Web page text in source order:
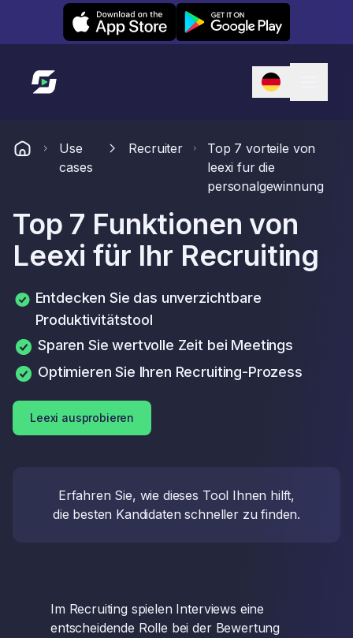
Leexi on iOS Leexi on Android
Link zur Startseite
Use
cases
Recruiter
Top 7 vorteile von
leexi fur die
personalgewinnung
Top 7 Funktionen von
Leexi für Ihr Recruiting
Entdecken Sie das unverzichtbare
Produktivitätstool
Sparen Sie wertvolle Zeit bei Meetings
Optimieren Sie Ihren Recruiting-Prozess
Leexi ausprobieren
Erfahren Sie, wie dieses Tool Ihnen hilft,
die besten Kandidaten schneller zu finden.
Im Recruiting spielen Interviews eine
entscheidende Rolle bei der Bewertung